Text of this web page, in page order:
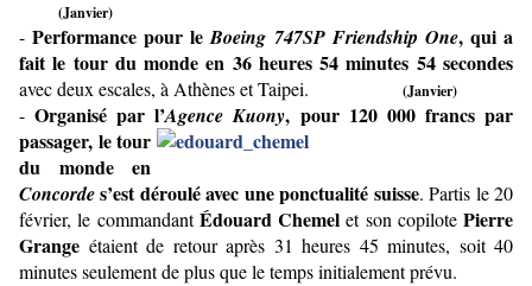
(Janvier)
-Performance pour leBoeing 747SP Friendship One, qui a
fait le tour du monde en 36 heures 54 minutes 54 secondes
avec deux escales, à Athènes et Taipei. (Janvier)
-Organisé par l’Agence Kuony, pour 120 000 francs par
passager, le tour
du monde en
Concordes’est déroulé avec une ponctualité suisse. Partis le 20
février, le commandantÉdouard Chemel et son copilote Pierre
Grange étaient de retour après 31 heures 45 minutes, soit 40
minutes seulement de plus que le temps initialement prévu.